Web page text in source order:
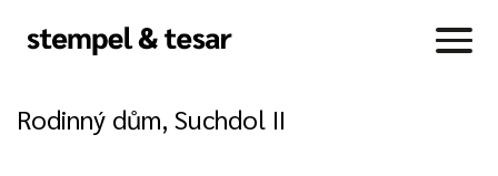
Rodinný dům, Suchdol II